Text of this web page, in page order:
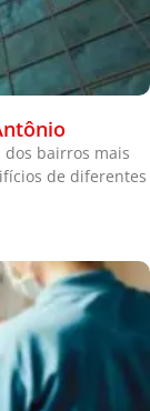
dos bairros mais
de diferentes